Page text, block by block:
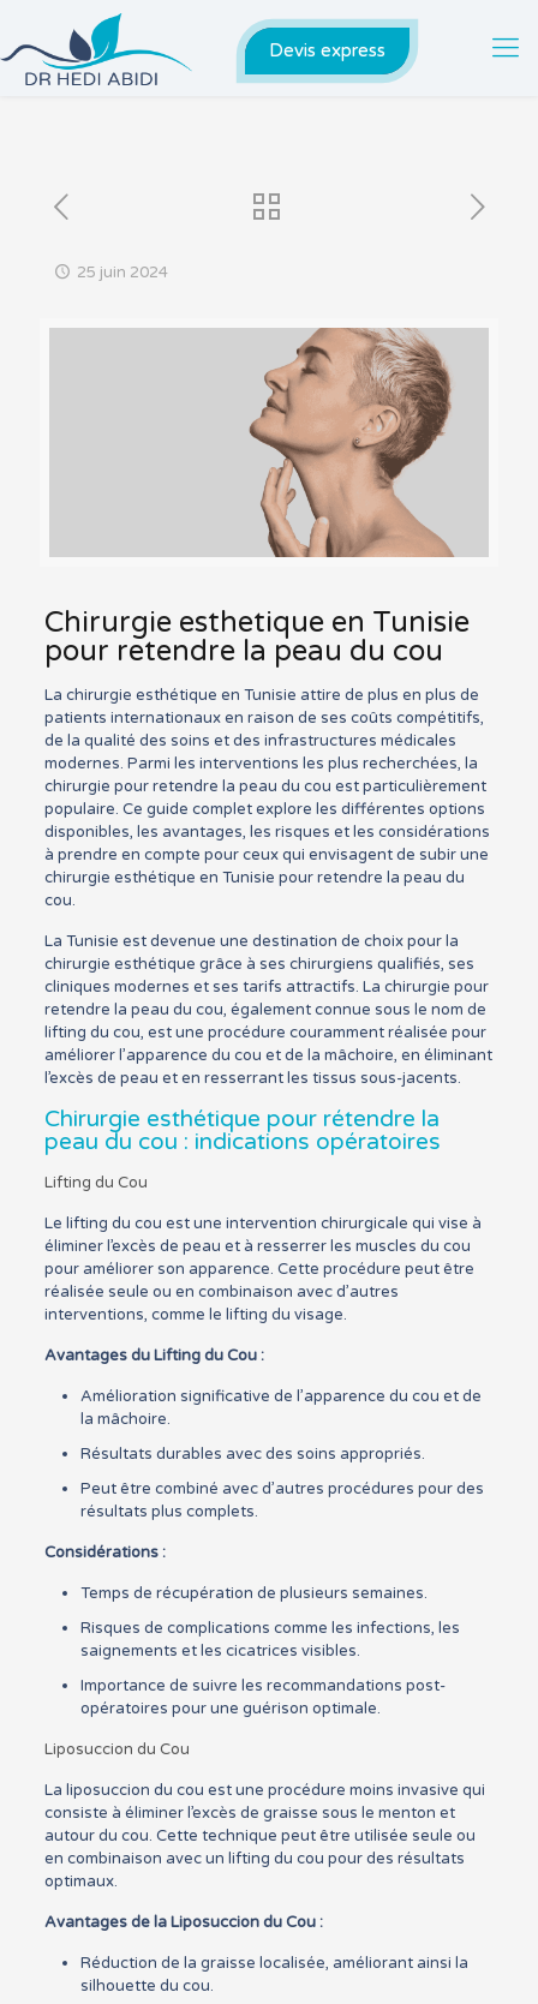
Devis express
25 juin 2024
Chirurgie esthetique en Tunisie
pour retendre la peau du cou
La chirurgie esthétique en Tunisie attire de plus en plus de
patients internationaux en raison de ses coûts compétitifs,
de la qualité des soins et des infrastructures médicales
modernes. Parmi les interventions les plus recherchées, la
chirurgie pour retendre la peau du cou est particulièrement
populaire. Ce guide complet explore les différentes options
disponibles, les avantages, les risques et les considérations
à prendre en compte pour ceux qui envisagent de subir une
chirurgie esthétique en Tunisie pour retendre la peau du
cou.
La Tunisie est devenue une destination de choix pour la
chirurgie esthétique grâce à ses chirurgiens qualifiés, ses
cliniques modernes et ses tarifs attractifs. La chirurgie pour
retendre la peau du cou, également connue sous le nom de
lifting du cou, est une procédure couramment réalisée pour
améliorer l’apparence du cou et de la mâchoire, en éliminant
l’excès de peau et en resserrant les tissus sous-jacents.
Chirurgie esthétique pour rétendre la
peau du cou : indications opératoires
Lifting du Cou
Le lifting du cou est une intervention chirurgicale qui vise à
éliminer l’excès de peau et à resserrer les muscles du cou
pour améliorer son apparence. Cette procédure peut être
réalisée seule ou en combinaison avec d’autres
interventions, comme le lifting du visage.
Avantages du Lifting du Cou :
Amélioration significative de l’apparence du cou et de
la mâchoire.
Résultats durables avec des soins appropriés.
Peut être combiné avec d’autres procédures pour des
résultats plus complets.
Considérations :
Temps de récupération de plusieurs semaines.
Risques de complications comme les infections, les
saignements et les cicatrices visibles.
Importance de suivre les recommandations post-
opératoires pour une guérison optimale.
Liposuccion du Cou
La liposuccion du cou est une procédure moins invasive qui
consiste à éliminer l’excès de graisse sous le menton et
autour du cou. Cette technique peut être utilisée seule ou
en combinaison avec un lifting du cou pour des résultats
optimaux.
Avantages de la Liposuccion du Cou :
Réduction de la graisse localisée, améliorant ainsi la
silhouette du cou.